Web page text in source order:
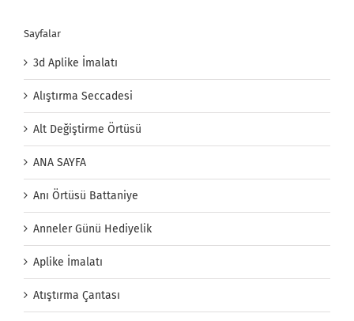
Sayfalar
3d Aplike İmalatı
Alıştırma Seccadesi
Alt Değiştirme Örtüsü
ANA SAYFA
Anı Örtüsü Battaniye
Anneler Günü Hediyelik
Aplike İmalatı
Atıştırma Çantası